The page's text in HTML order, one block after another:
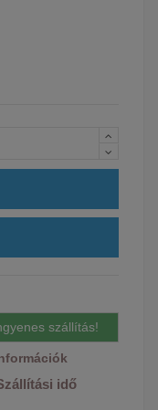
szállítás!
idő